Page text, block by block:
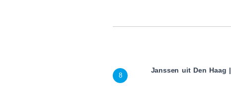
8
Janssen uit Den Haag |